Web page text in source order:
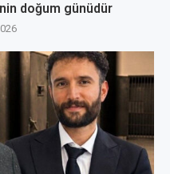
doğum günüdür